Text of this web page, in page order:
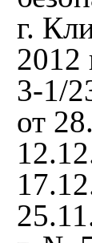
г.
2012
3-1/
от